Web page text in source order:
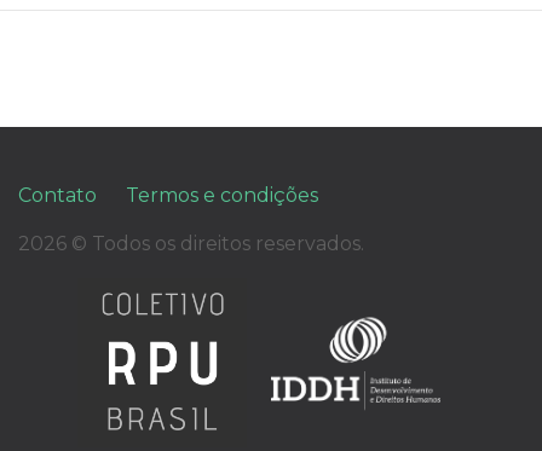
Contato Termos e condições
2026 © Todos os direitos reservados.